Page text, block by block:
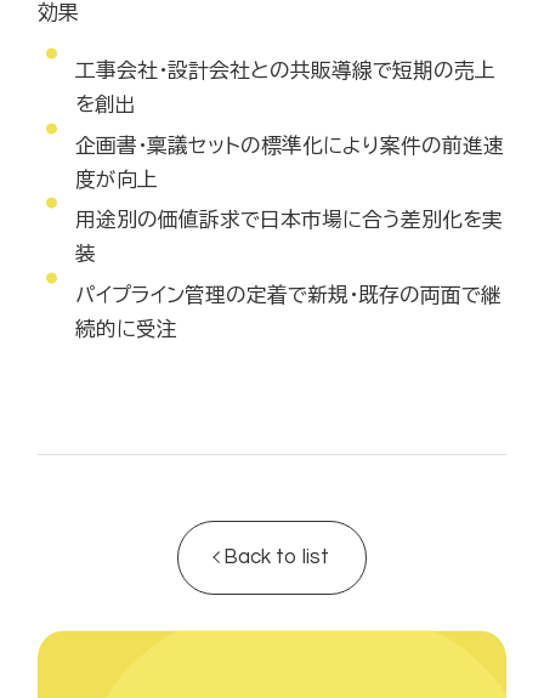
効果
工事会社・設計会社との共販導線で短期の売上
を創出
企画書・稟議セットの標準化により案件の前進速
度が向上
用途別の価値訴求で日本市場に合う差別化を実
装
パイプライン管理の定着で新規・既存の両面で継
続的に受注
Back to list